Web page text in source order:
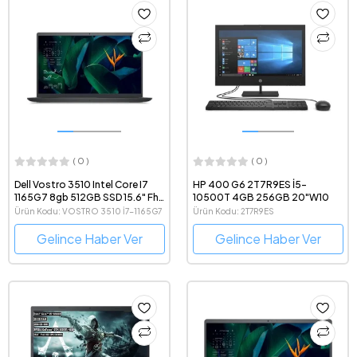
( 0 )
Dell Vostro 3510 Intel Core I7
1165G7 8gb 512GB SSD 15.6" Fhd
Ubuntu Taşınabilir Bilgisayar
Ürün Kodu: VOSTRO 3510 İ7-1165G7
Gelince Haber Ver
( 0 )
HP 400 G6 2T7R9ES İ5-
10500T 4GB 256GB 20"W10
Ürün Kodu: 2T7R9ES
Gelince Haber Ver